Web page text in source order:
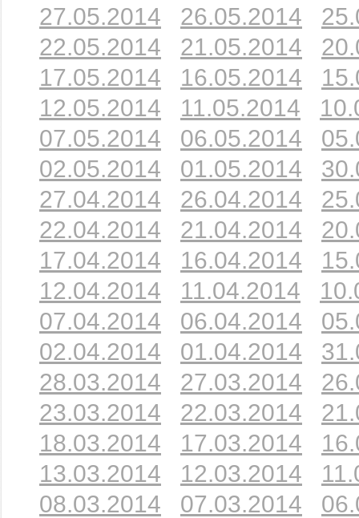
27.05.2014
26.05.2014
22.05.2014
21.05.2014
17.05.2014
16.05.2014
12.05.2014
11.05.2014
07.05.2014
06.05.2014
02.05.2014
01.05.2014
27.04.2014
26.04.2014
22.04.2014
21.04.2014
17.04.2014
16.04.2014
12.04.2014
11.04.2014
07.04.2014
06.04.2014
02.04.2014
01.04.2014
28.03.2014
27.03.2014
23.03.2014
22.03.2014
18.03.2014
17.03.2014
13.03.2014
12.03.2014
08.03.2014
07.03.2014